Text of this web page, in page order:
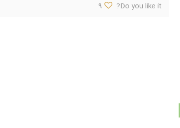
Do you like it?
9